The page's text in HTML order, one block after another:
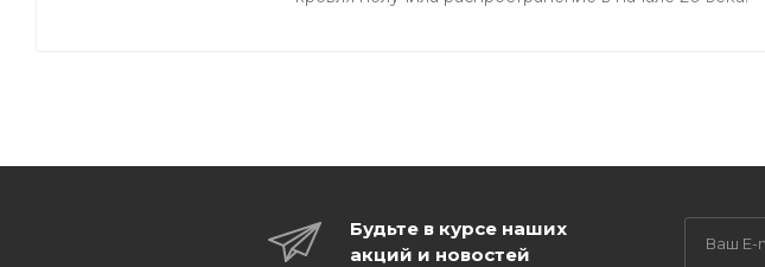
Будьте в курсе наших
акций и новостей